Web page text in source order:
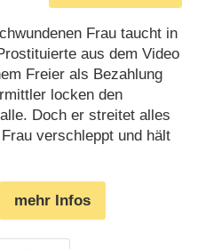
Frau taucht in
aus dem Video
Freier als Bezahlung
locken den
Doch er streitet alles
verschleppt und hält
mehr Infos